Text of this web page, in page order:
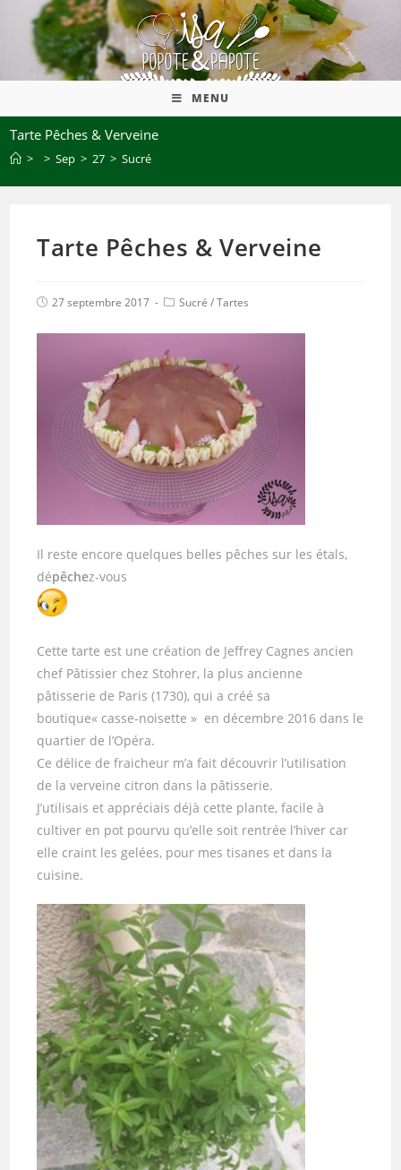
MENU
Tarte Pêches & Verveine
> > Sep > 27 > Sucré
Tarte Pêches & Verveine
27 septembre 2017 Sucré /Tartes
Il reste encore quelques belles pêches sur les étals,
dépêchez-vous
Cette tarte est une création de Jeffrey Cagnes ancien
chef Pâtissier chez Stohrer, la plus ancienne
pâtisserie de Paris (1730), qui a créé sa
boutique« casse-noisette » en décembre 2016 dans le
quartier de l’Opéra.
Ce délice de fraicheur m’a fait découvrir l’utilisation
de la verveine citron dans la pâtisserie.
J’utilisais et appréciais déjà cette plante, facile à
cultiver en pot pourvu qu’elle soit rentrée l’hiver car
elle craint les gelées, pour mes tisanes et dans la
cuisine.